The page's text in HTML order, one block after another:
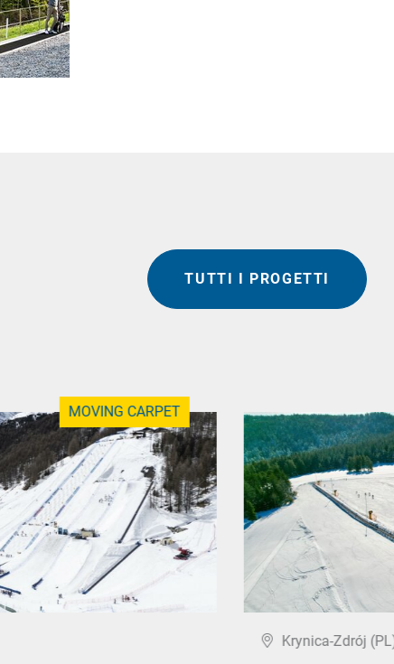
TUTTI I PROGETTI
MOVING CARPET
Krynica-Zdrój